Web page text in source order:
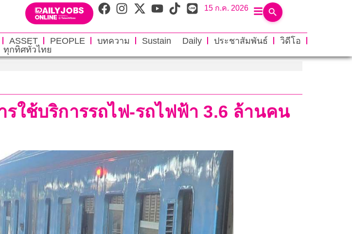
15 ก.ค. 2026
ASSET PEOPLE บทความ Sustain Daily ประชาสัมพันธ์
วิดีโอ
ทุกทิศทั่วไทย
รใช้บริการรถไฟ-รถไฟฟ้า 3.6 ล้านคน